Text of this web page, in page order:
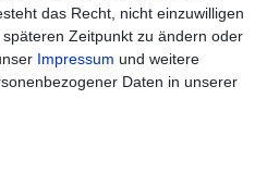
das Recht, nicht einzuwilligen
Zeitpunkt zu ändern oder
Impressum und weitere
Daten in unserer